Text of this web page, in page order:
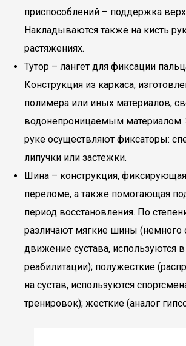
приспособлений – поддержка
Накладываются также на кисть
растяжениях.
Тутор – лангет для фиксации
Конструкция из каркаса,
полимера или иных материалов,
водонепроницаемым материалом.
руке осуществляют фиксаторы:
липучки или застежки.
Шина – конструкция,
переломе, а также помогающая
период восстановления. По
различают мягкие шины (немного
движение сустава, используются
реабилитации); полужесткие
на сустав, используются
тренировок); жесткие (аналог